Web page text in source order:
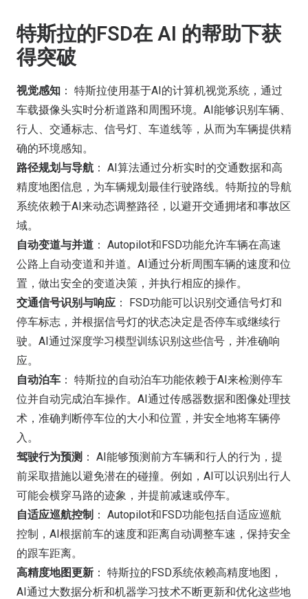
特斯拉的FSD在 AI 的帮助下获
得突破
视觉感知 ： 特斯拉使用基于AI的计算机视觉系统，通过
车载摄像头实时分析道路和周围环境。AI能够识别车辆、
行人、交通标志、信号灯、车道线等，从而为车辆提供精
确的环境感知。
路径规划与导航 ： AI算法通过分析实时的交通数据和高
精度地图信息，为车辆规划最佳行驶路线。特斯拉的导航
系统依赖于AI来动态调整路径，以避开交通拥堵和事故区
域。
自动变道与并道 ： Autopilot和FSD功能允许车辆在高速
公路上自动变道和并道。AI通过分析周围车辆的速度和位
置，做出安全的变道决策，并执行相应的操作。
交通信号识别与响应 ： FSD功能可以识别交通信号灯和
停车标志，并根据信号灯的状态决定是否停车或继续行
驶。AI通过深度学习模型训练识别这些信号，并准确响
应。
自动泊车 ： 特斯拉的自动泊车功能依赖于AI来检测停车
位并自动完成泊车操作。AI通过传感器数据和图像处理技
术，准确判断停车位的大小和位置，并安全地将车辆停
入。
驾驶行为预测 ： AI能够预测前方车辆和行人的行为，提
前采取措施以避免潜在的碰撞。例如，AI可以识别出行人
可能会横穿马路的迹象，并提前减速或停车。
自适应巡航控制 ： Autopilot和FSD功能包括自适应巡航
控制，AI根据前车的速度和距离自动调整车速，保持安全
的跟车距离。
高精度地图更新 ： 特斯拉的FSD系统依赖高精度地图，
AI通过大数据分析和机器学习技术不断更新和优化这些地